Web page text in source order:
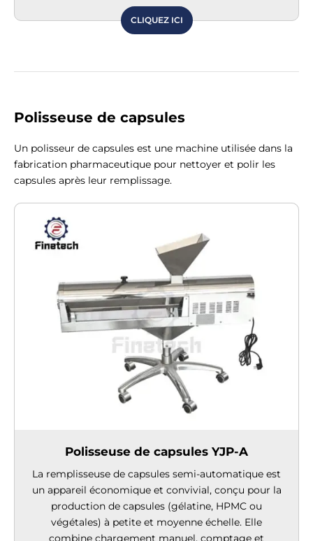
CLIQUEZ ICI
Polisseuse de capsules
Un polisseur de capsules est une machine utilisée dans la
fabrication pharmaceutique pour nettoyer et polir les
capsules après leur remplissage.
Polisseuse de capsules YJP-A
La remplisseuse de capsules semi-automatique est
un appareil économique et convivial, conçu pour la
production de capsules (gélatine, HPMC ou
végétales) à petite et moyenne échelle. Elle